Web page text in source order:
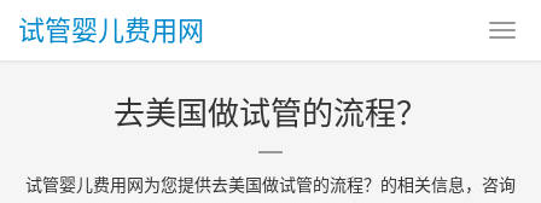
试管婴儿费用网
去美国做试管的流程？
试管婴儿费用网为您提供去美国做试管的流程？的相关信息，咨询